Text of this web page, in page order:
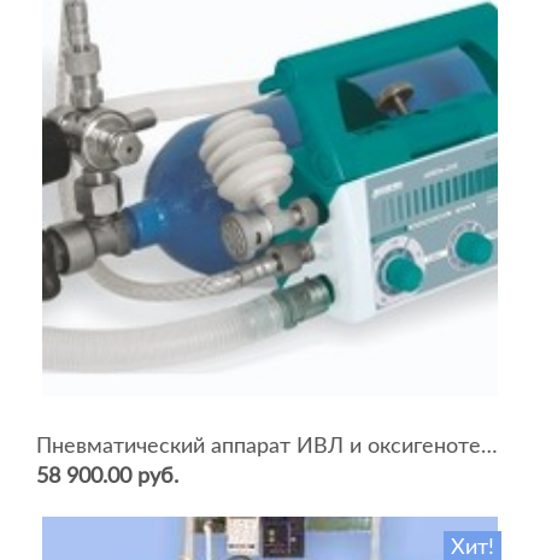
Пневматический аппарат ИВЛ и оксигенотерапии портативный АИВЛп-2/20-«ТМТ»
58 900.00 руб.
Хит!